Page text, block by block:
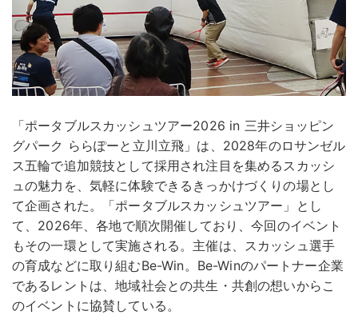
「ポータブルスカッシュツアー2026 in 三井ショッピン
グパーク ららぽーと立川立飛」は、2028年のロサンゼル
ス五輪で追加競技として採用され注目を集めるスカッシ
ュの魅力を、気軽に体験できるきっかけづくりの場とし
て企画された。「ポータブルスカッシュツアー」とし
て、2026年、各地で順次開催しており、今回のイベント
もその一環として実施される。主催は、スカッシュ選手
の育成などに取り組むBe-Win。Be-Winのパートナー企業
であるレントは、地域社会との共生・共創の想いからこ
のイベントに協賛している。